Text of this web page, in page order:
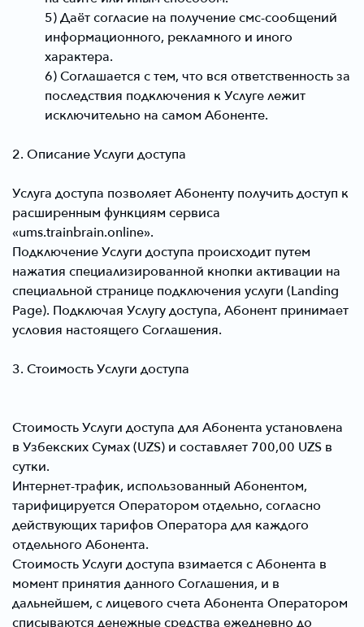
5) Даёт согласие на получение смс-сообщений
информационного, рекламного и иного
характера.
6) Соглашается с тем, что вся ответственность за
последствия подключения к Услуге лежит
исключительно на самом Абоненте.
2. Описание Услуги доступа
Услуга доступа позволяет Абоненту получить доступ к
расширенным функциям сервиса
«ums.trainbrain.online».
Подключение Услуги доступа происходит путем
нажатия специализированной кнопки активации на
специальной странице подключения услуги (Landing
Page). Подключая Услугу доступа, Абонент принимает
условия настоящего Соглашения.
3. Стоимость Услуги доступа
Стоимость Услуги доступа для Абонента установлена
в Узбекских Сумах (UZS) и составляет 700,00 UZS в
сутки.
Интернет-трафик, использованный Абонентом,
тарифицируется Оператором отдельно, согласно
действующих тарифов Оператора для каждого
отдельного Абонента.
Стоимость Услуги доступа взимается с Абонента в
момент принятия данного Соглашения, и в
дальнейшем, с лицевого счета Абонента Оператором
списываются денежные средства ежедневно до